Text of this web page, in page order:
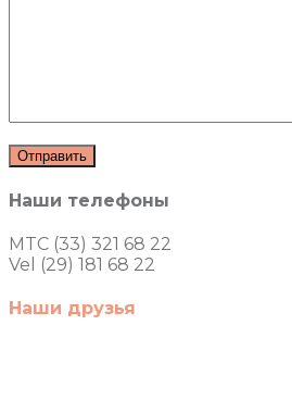
Наши телефоны
MTC (33) 321 68 22
Vel (29) 181 68 22
Наши друзья